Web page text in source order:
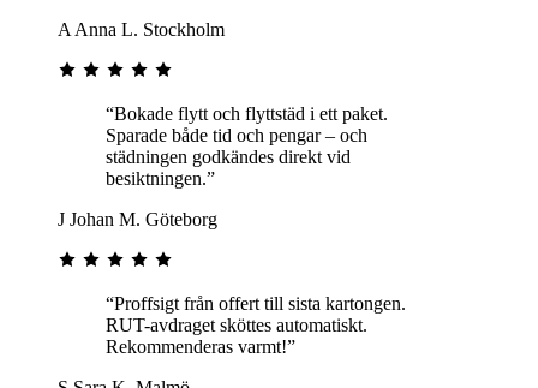
A Anna L. Stockholm
“Bokade flytt och flyttstäd i ett paket.
Sparade både tid och pengar – och
städningen godkändes direkt vid
besiktningen.”
J Johan M. Göteborg
“Proffsigt från offert till sista kartongen.
RUT-avdraget sköttes automatiskt.
Rekommenderas varmt!”